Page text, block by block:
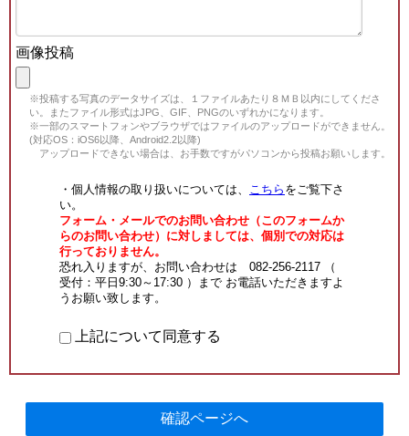
画像投稿
※投稿する写真のデータサイズは、１ファイルあたり８ＭＢ以内にしてくださ
い。またファイル形式はJPG、GIF、PNGのいずれかになります。
※一部のスマートフォンやブラウザではファイルのアップロードができません。
(対応OS：iOS6以降、Android2.2以降)
アップロードできない場合は、お手数ですがパソコンから投稿お願いします。
・個人情報の取り扱いについては、 こちら をご覧下さ
い。
フォーム・メールでのお問い合わせ（このフォームか
らのお問い合わせ）に対しましては、個別での対応は
行っておりません。
恐れ入りますが、お問い合わせは 082-256-2117 （
受付：平日9:30～17:30 ）まで お電話いただきますよ
うお願い致します。
上記について同意する
確認ページへ